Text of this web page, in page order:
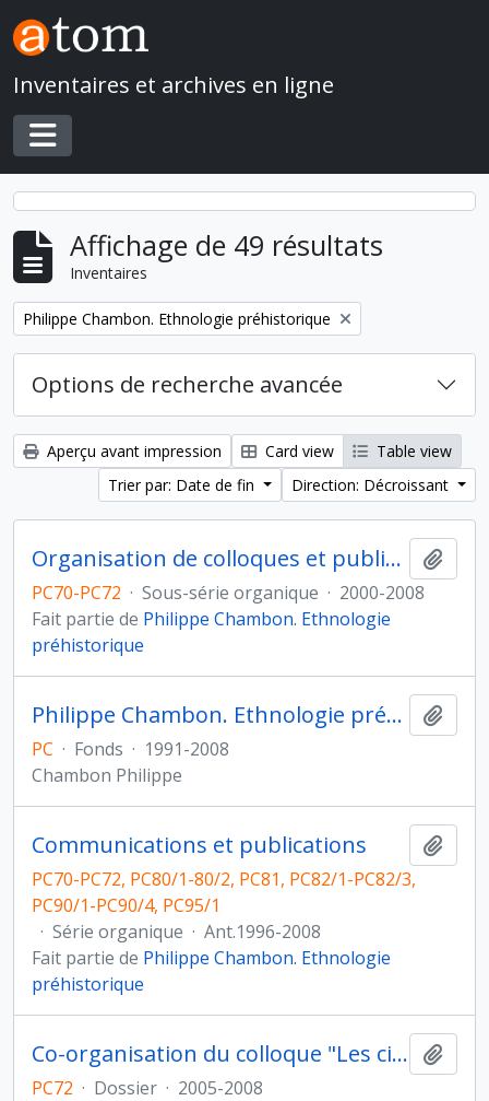
Skip to main content
Inventaires et archives en ligne
Toggle navigation
Affichage de 49 résultats
Inventaires
Remove filter:
Philippe Chambon. Ethnologie préhistorique
Options de recherche avancée
Aperçu avant impression Card view
Table view
Trier par: Date de fin
Direction: Décroissant
Organisation de colloques et publication des actes
PC70-PC72 · Sous-série organique · 2000-2008
Fait partie de Philippe Chambon. Ethnologie
préhistorique
Philippe Chambon. Ethnologie préhistorique
PC · Fonds · 1991-2008
Chambon Philippe
Communications et publications
PC70-PC72, PC80/1-80/2, PC81, PC82/1-PC82/3,
PC90/1-PC90/4, PC95/1
· Série organique · Ant.1996-2008
Fait partie de Philippe Chambon. Ethnologie
préhistorique
Co-organisation du colloque "Les cistes de Chamblandes et la place des coffres dans les pratiques funéraires du Néolithique moyen occidental", Lausanne (Suisse), (12-13 mai 2006).
PC72 · Dossier · 2005-2008